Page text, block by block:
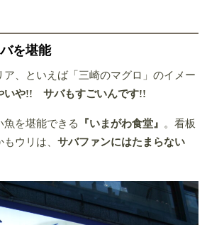
を堪能
、といえば「三崎のマグロ」のイメー
いや!! サバもすごいんです!!
魚を堪能できる 『いまがわ食堂』
。看板
ウリは、 サバファンにはたまらない